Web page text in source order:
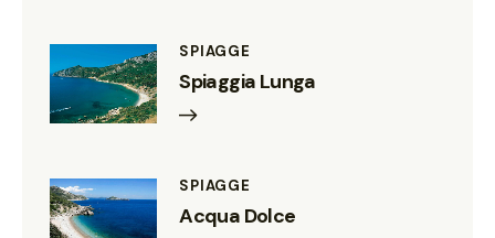
SPIAGGE
Spiaggia Lunga
SPIAGGE
Acqua Dolce